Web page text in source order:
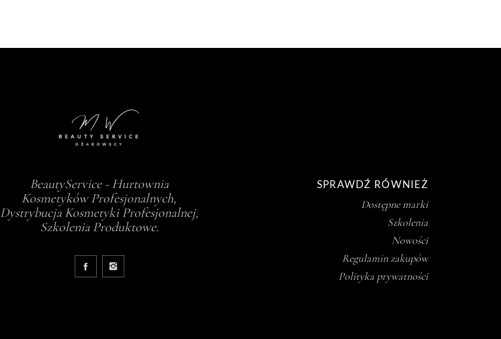
BeautyService - Hurtownia
Kosmetyków Profesjonalnych,
Dystrybucja Kosmetyki Profesjonalnej,
Szkolenia Produktowe.
SPRAWDŹ RÓWNIEŻ
Dostępne marki
Szkolenia
Nowości
Regulamin zakupów
Polityka prywatności